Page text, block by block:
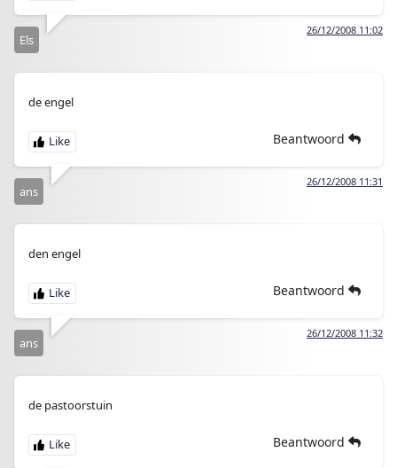
26/12/2008 11:02
Els
de engel
Beantwoord
26/12/2008 11:31
ans
den engel
Beantwoord
26/12/2008 11:32
ans
de pastoorstuin
Beantwoord